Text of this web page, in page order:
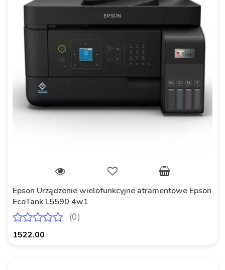
Epson Urządzenie wielofunkcyjne atramentowe Epson
EcoTank L5590 4w1
(0)
1522.00